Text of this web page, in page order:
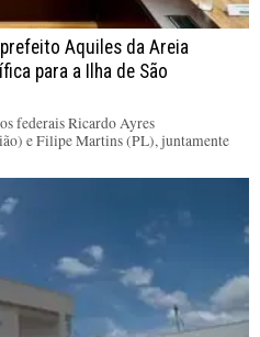
prefeito Aquiles da Areia
para a Ilha de São
federais Ricardo Ayres
e Filipe Martins (PL), juntamente